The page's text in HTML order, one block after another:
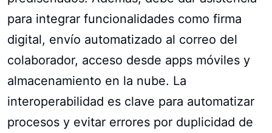
para integrar funcionalidades como firma
digital, envío automatizado al correo del
colaborador, acceso desde apps móviles y
almacenamiento en la nube. La
interoperabilidad es clave para automatizar
procesos y evitar errores por duplicidad de